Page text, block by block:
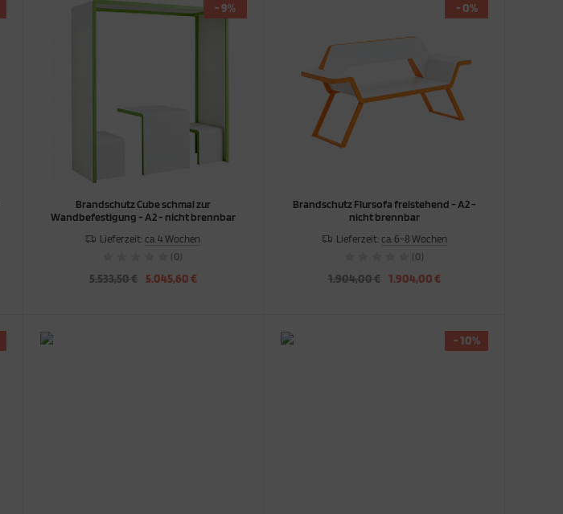
Brandschutz Cube schmal zur
Wandbefestigung - A2 - nicht brennbar
Lieferzeit: ca. 4 Wochen
(0)
5.533,50 € 5.045,60 €
- 9%
Brandschutz Flursofa freistehend - A2 -
nicht brennbar
Lieferzeit: ca. 6-8 Wochen
(0)
1.904,00 € 1.904,00 €
- 0%
- 10%